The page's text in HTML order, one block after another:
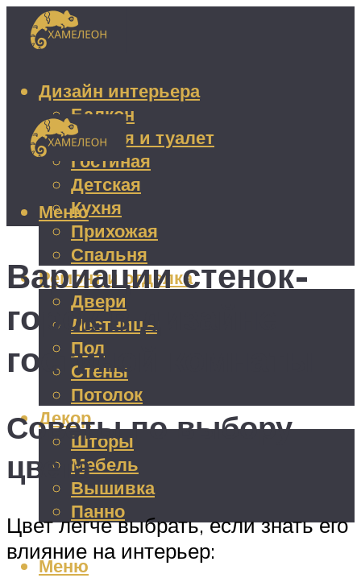
Дизайн интерьера
Балкон
Ванная и туалет
Гостиная
Детская
Кухня
Прихожая
Спальня
Ремонт и отделка
Двери
Лестницы
Пол
Стены
Потолок
Декор
Шторы
Мебель
Вышивка
Панно
Меню
Меню
Вариации стенок-
горок в дизайне
гостиной комнаты
Советы по выбору
цвета
Цвет легче выбрать, если знать его
влияние на интерьер: